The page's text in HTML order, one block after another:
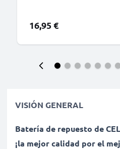
16,95 €
VISIÓN GENERAL
Batería de repuesto de
¡la mejor calidad por el